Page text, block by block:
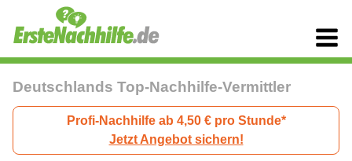
Deutschlands Top-Nachhilfe-Vermittler
Profi-Nachhilfe ab 4,50 € pro Stunde*
Jetzt Angebot sichern!